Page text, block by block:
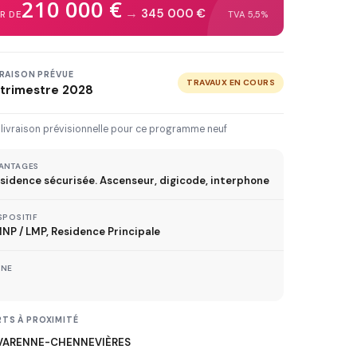
3 km 5 km 10 km 20 km
30 km+
JUSQU'À
Immédiate 2027 2029
réduite
DE210 000 € → 345 000 € TVA 5,5%
PRÉVUE
trimestre 2028 TRAVAUX EN COURS
prévisionnelle pour ce programme neuf
sécurisée. Ascenseur, digicode, interphone
/ LMP, Residence Principale
À PROXIMITÉ
CHENNEVIÈRES